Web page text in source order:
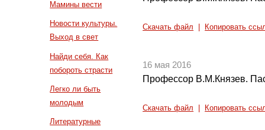
Мамины вести
Новости культуры.
Выход в свет
Найди себя. Как
побороть страсти
Легко ли быть
молодым
Литературные
Скачать файл Копировать
16 мая 2016
Профессор В.М.Князев.
Скачать файл Копировать